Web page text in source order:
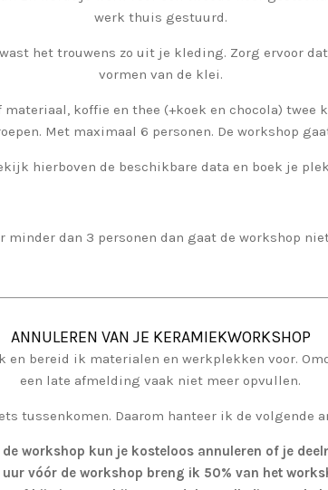
werk thuis gestuurd.
het trouwens zo uit je kleding. Zorg ervoor
vormen van de klei.
koffie en thee (+koek en chocola) twee
Met maximaal 6 personen. De workshop
hierboven de beschikbare data en boek je
minder dan 3 personen dan gaat de workshop
ANNULEREN VAN JE KERAMIEKWORKSHOP
en bereid ik materialen en werkplekken voor.
een late afmelding vaak niet meer opvullen.
tussenkomen. Daarom hanteer ik de volgende
workshop kun je kosteloos annuleren of je
vóór de workshop breng ik 50% van het